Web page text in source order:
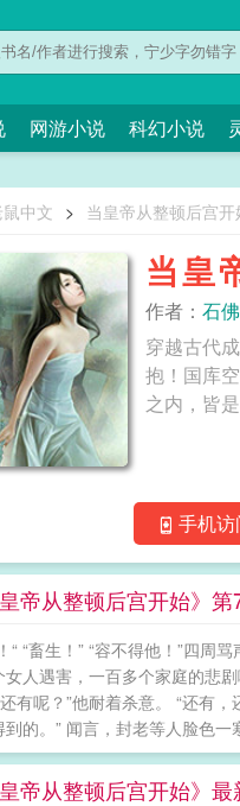
网游小说 科幻小说
鼠中文 > 当皇帝从整顿后宫开
当皇
作者： 石佛
穿越古代
抱！国库
手机访
皇帝从整顿后宫开始》
“ “畜生！” “容不得他！”四
女人遇害，一百多个家庭的悲
有呢？”他耐着杀意。 “还有
到的。” 闻言，封老等人脸色
皇帝从整顿后宫开始》